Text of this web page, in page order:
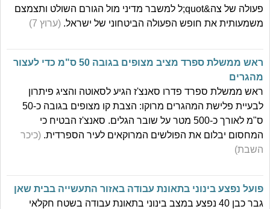
פעולה של צה&quot;ל למשבר מדיני מול הגורם השולט ותצמצם
משמעותית את חופש הפעולה הביטחוני של ישראל. (ערוץ 7)
ראש ממשלת ספרד מציב מצופים בגובה 50 ס"מ כדי לעצור
מהגרים
ראש ממשלת ספרד פדרו סאנצ'ז הגיע לסאוטה והציג פיתרון
לבעיית פלישת המהגרים מרוקו: הצבת קו מצופים בגובה כ-50
ס"מ לאורך כ-500 מטר על שובר הגלים. סאנצ'ז הבטיח כי
המחסום יבלום את הפולשים המרוקאים לעיר הספרדית. (כיכר
השבת)
פועל נפצע בינוני בתאונת עבודה באזור התעשייה בבית שאן
גבר כבן 40 נפצע במצב בינוני בתאונת עבודה בשטח חקלאי